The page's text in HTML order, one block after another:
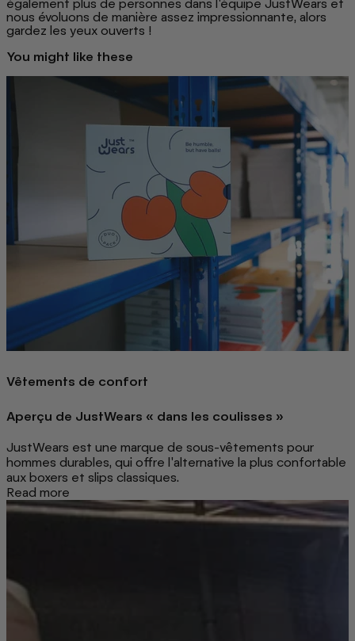
également plus de personnes dans l'équipe JustWears et
nous évoluons de manière assez impressionnante, alors
gardez les yeux ouverts !
You might like these
Vêtements de confort
Aperçu de JustWears « dans les coulisses »
JustWears est une marque de sous-vêtements pour
hommes durables, qui offre l'alternative la plus confortable
aux boxers et slips classiques.
Read more